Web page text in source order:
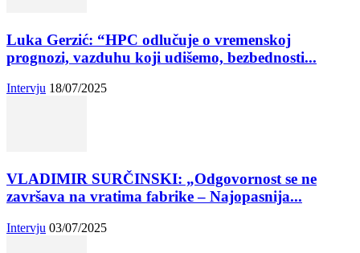
Luka Gerzić: “HPC odlučuje o vremenskoj
prognozi, vazduhu koji udišemo, bezbednosti...
Intervju 18/07/2025
VLADIMIR SURČINSKI: „Odgovornost se ne
završava na vratima fabrike – Najopasnija...
Intervju 03/07/2025